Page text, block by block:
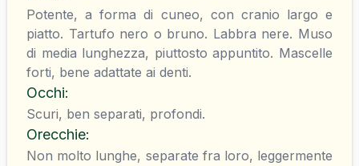
Potente, a forma di cuneo, con cranio largo e
piatto. Tartufo nero o bruno. Labbra nere. Muso
di media lunghezza, piuttosto appuntito. Mascelle
forti, bene adattate ai denti.
Occhi:
Scuri, ben separati, profondi.
Orecchie:
Non molto lunghe, separate fra loro, leggermente